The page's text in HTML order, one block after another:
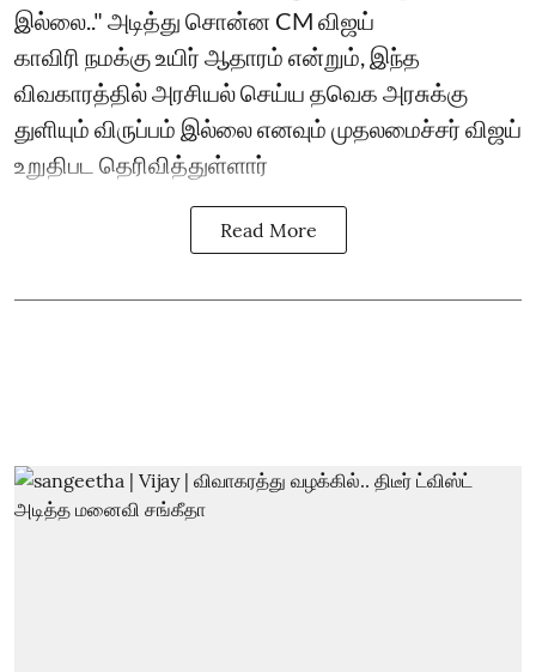
இல்லை.." அடித்து சொன்ன CM விஜய்
காவிரி நமக்கு உயிர் ஆதாரம் என்றும், இந்த
விவகாரத்தில் அரசியல் செய்ய தவெக அரசுக்கு
துளியும் விருப்பம் இல்லை எனவும் முதலமைச்சர் விஜய்
உறுதிபட தெரிவித்துள்ளார்
Read More